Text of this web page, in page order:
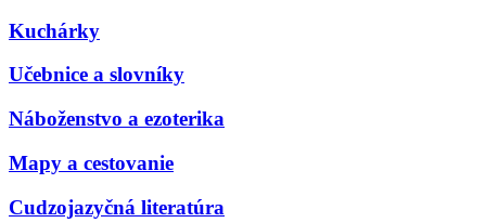
Kuchárky
Učebnice a slovníky
Náboženstvo a ezoterika
Mapy a cestovanie
Cudzojazyčná literatúra